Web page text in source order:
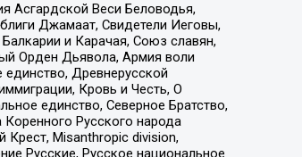
Асгардской Веси Беловодья,
Джамаат, Свидетели Иеговы,
и Карачая, Союз славян,
Орден Дьявола, Армия воли
Древнерусской
Кровь и Честь, О
единство, Северное Братство,
Русского народа
Крест, Misanthropic division,
Русские, Русское национальное